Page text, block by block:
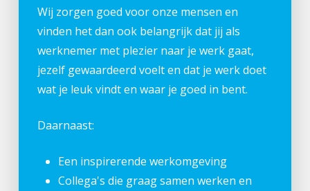
Wij zorgen goed voor onze mensen en
vinden het dan ook belangrijk dat jij als
werknemer met plezier naar je werk gaat,
jezelf gewaardeerd voelt en dat je werk doet
wat je leuk vindt en waar je goed in bent.
Daarnaast:
Een inspirerende werkomgeving
Collega's die graag samen werken en